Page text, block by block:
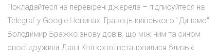
Покладайтеся на перевірені джерела – підписуйтеся на
Telegraf у Google Новинах! Гравець київського "Динамо"
Володимир Бражко знову довів, що між ним та сином
своєї дружини Даші Квіткової встановилися близькі